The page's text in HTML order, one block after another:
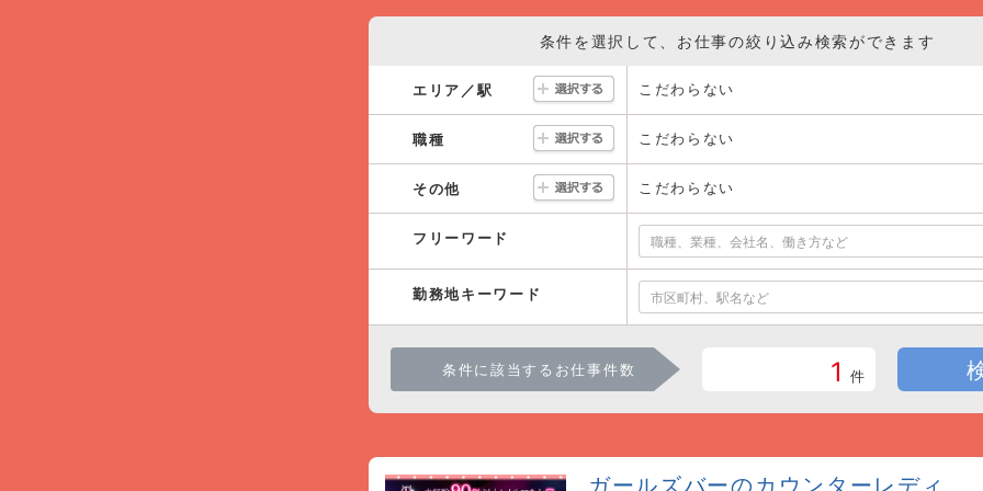
条件を選択して、お仕事の絞り込み検索ができます
エリア／駅 こだわらない
職種 こだわらない
その他 こだわらない
フリーワード
勤務地キーワード
条件に該当するお仕事件数 1 件